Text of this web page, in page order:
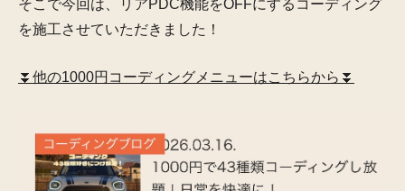
そこで今回は、
リアPDC機能をOFFにするコーディング
を施工させていただきました！
⏬他の1000円コーディングメニューはこちらから⏬